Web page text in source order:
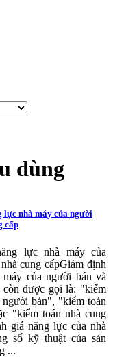
dùng
lực nhà máy của người
cấp
lực nhà máy của
cung cấpGiám định
của người bán và
còn được gọi là: "kiểm
người bán", "kiểm toán
"kiểm toán nhà cung
giá năng lực của nhà
số kỹ thuật của sản
...